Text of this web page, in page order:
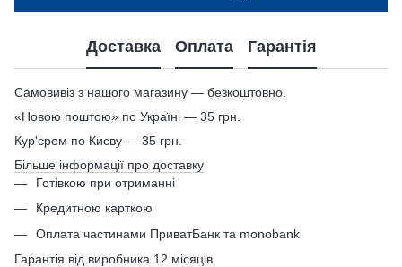
Доставка Оплата Гарантія
Самовивіз з нашого магазину — безкоштовно.
«Новою поштою» по Україні — 35 грн.
Кур'єром по Києву — 35 грн.
Більше інформації про доставку
Готівкою при отриманні
Кредитною карткою
Оплата частинами ПриватБанк та monobank
Гарантія від виробника 12 місяців.